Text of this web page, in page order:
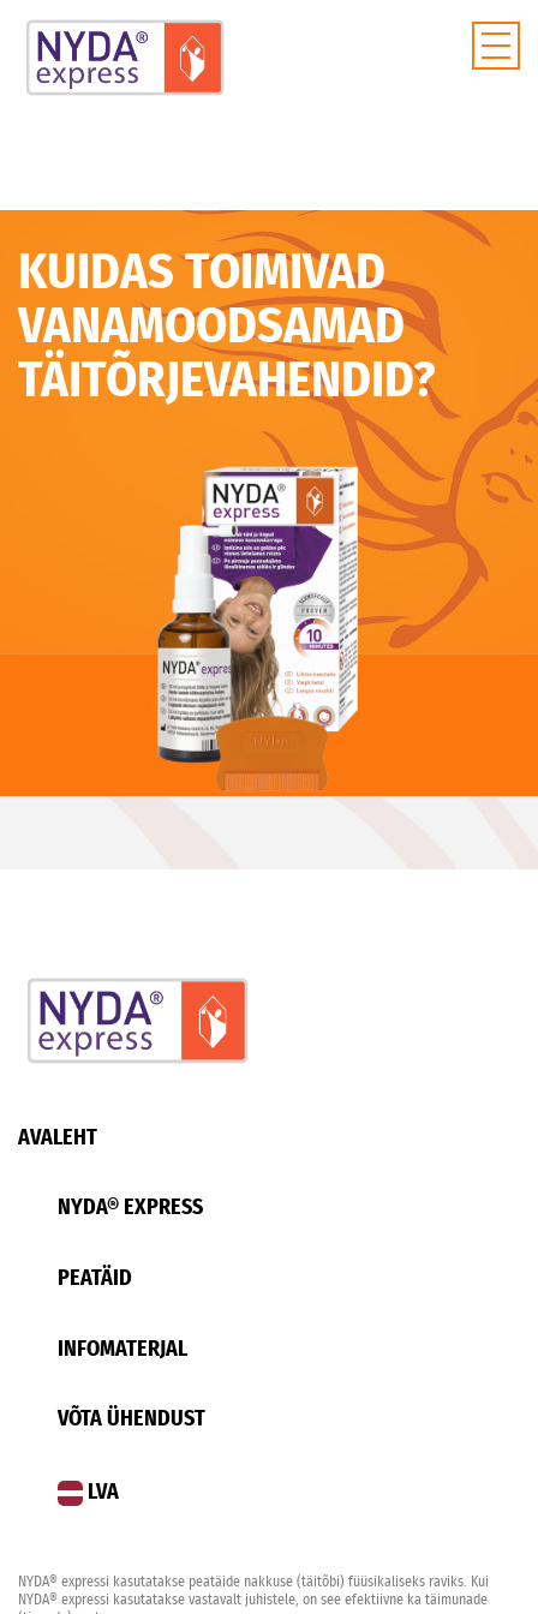
KUIDAS TOIMIVAD
VANAMOODSAMAD
TÄITÕRJEVAHENDID?
AVALEHT
NYDA® EXPRESS
PEATÄID
INFOMATERJAL
VÕTA ÜHENDUST
LVA
NYDA® expressi kasutatakse peatäide nakkuse (täitõbi) füüsikaliseks raviks. Kui
NYDA® expressi kasutatakse vastavalt juhistele, on see efektiivne ka täimunade